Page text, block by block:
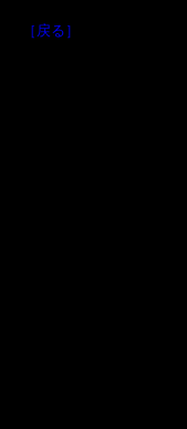
［戻る］